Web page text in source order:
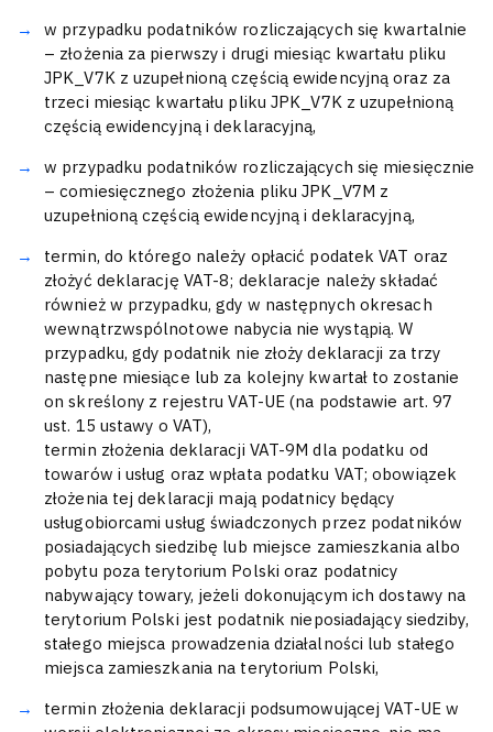
w przypadku podatników rozliczających się kwartalnie
– złożenia za pierwszy i drugi miesiąc kwartału pliku
JPK_V7K z uzupełnioną częścią ewidencyjną oraz za
trzeci miesiąc kwartału pliku JPK_V7K z uzupełnioną
częścią ewidencyjną i deklaracyjną,
w przypadku podatników rozliczających się miesięcznie
– comiesięcznego złożenia pliku JPK_V7M z
uzupełnioną częścią ewidencyjną i deklaracyjną,
termin, do którego należy opłacić podatek VAT oraz
złożyć deklarację VAT-8; deklaracje należy składać
również w przypadku, gdy w następnych okresach
wewnątrzwspólnotowe nabycia nie wystąpią. W
przypadku, gdy podatnik nie złoży deklaracji za trzy
następne miesiące lub za kolejny kwartał to zostanie
on skreślony z rejestru VAT-UE (na podstawie art. 97
ust. 15 ustawy o VAT),
termin złożenia deklaracji VAT-9M dla podatku od
towarów i usług oraz wpłata podatku VAT; obowiązek
złożenia tej deklaracji mają podatnicy będący
usługobiorcami usług świadczonych przez podatników
posiadających siedzibę lub miejsce zamieszkania albo
pobytu poza terytorium Polski oraz podatnicy
nabywający towary, jeżeli dokonującym ich dostawy na
terytorium Polski jest podatnik nieposiadający siedziby,
stałego miejsca prowadzenia działalności lub stałego
miejsca zamieszkania na terytorium Polski,
termin złożenia deklaracji podsumowującej VAT-UE w